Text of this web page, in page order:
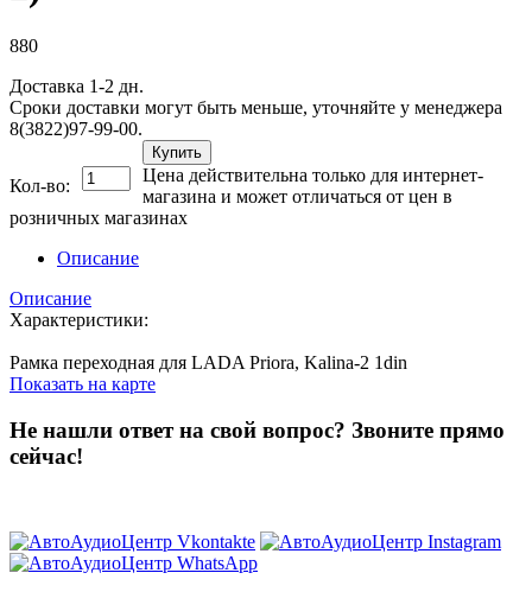
880
Доставка 1-2 дн.
Сроки доставки могут быть меньше, уточняйте у менеджера
8(3822)97-99-00.
Кол-во:
Купить
Цена действительна только для интернет-
магазина и может отличаться от цен в
розничных магазинах
Описание
Описание
Характеристики:
Рамка переходная для LADA Priora, Kalina-2 1din
Показать на карте
Не нашли ответ на свой вопрос? Звоните прямо
сейчас!